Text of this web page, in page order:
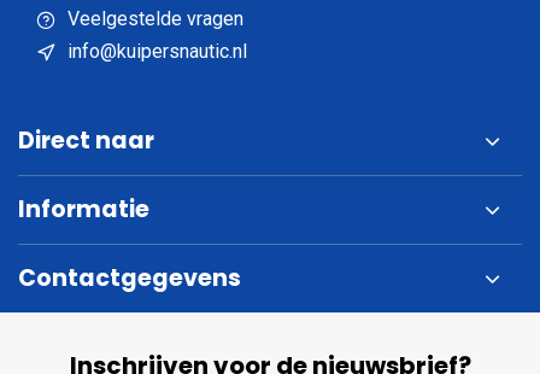
Veelgestelde vragen
info@kuipersnautic.nl
Direct naar
Informatie
Contactgegevens
Inschrijven voor de nieuwsbrief?